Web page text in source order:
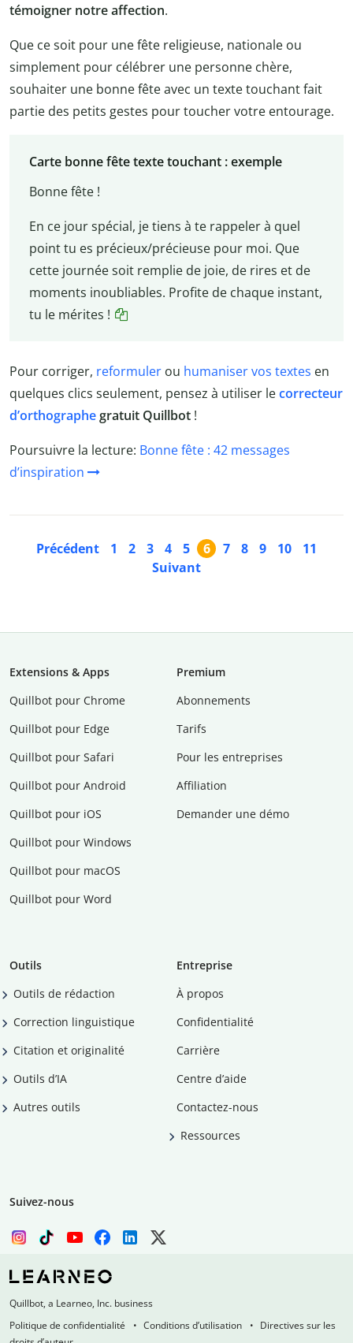
témoigner notre affection.
Que ce soit pour une fête religieuse, nationale ou
simplement pour célébrer une personne chère,
souhaiter une bonne fête avec un texte touchant fait
partie des petits gestes pour toucher votre entourage.
Carte bonne fête texte touchant : exemple
Bonne fête !
En ce jour spécial, je tiens à te rappeler à quel
point tu es précieux/précieuse pour moi. Que
cette journée soit remplie de joie, de rires et de
moments inoubliables. Profite de chaque instant,
tu le mérites !
Pour corriger, reformuler ou humaniser vos textes en
quelques clics seulement, pensez à utiliser lecorrecteur
d’orthographegratuit Quillbot !
Poursuivre la lecture: Bonne fête : 42 messages
d’inspiration
Précédent 1 2 3 4 5 6 7 8 9 10
11
Suivant
Extensions & Apps
Quillbot pour Chrome
Quillbot pour Edge
Quillbot pour Safari
Quillbot pour Android
Quillbot pour iOS
Quillbot pour Windows
Quillbot pour macOS
Quillbot pour Word
Premium
Abonnements
Tarifs
Pour les entreprises
Affiliation
Demander une démo
Outils
Outils de rédaction
Correction linguistique
Citation et originalité
Outils d’IA
Autres outils
Entreprise
À propos
Confidentialité
Carrière
Centre d’aide
Contactez-nous
Ressources
Suivez-nous
Quillbot, a Learneo, Inc. business
Politique de confidentialité
Conditions d’utilisation
Directives sur les